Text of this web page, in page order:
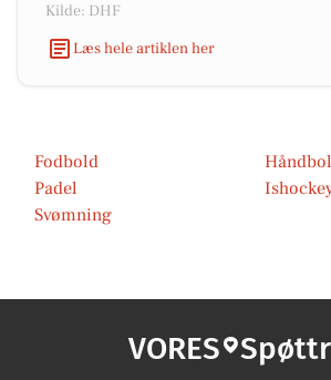
Kilde: DHF
Læs hele artiklen her
Fodbold
Padel
Svømning
VORES